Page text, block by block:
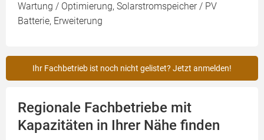
Wartung / Optimierung, Solarstromspeicher / PV
Batterie, Erweiterung
Ihr Fachbetrieb ist noch nicht gelistet? Jetzt anmelden!
Regionale Fachbetriebe mit
Kapazitäten in Ihrer Nähe finden